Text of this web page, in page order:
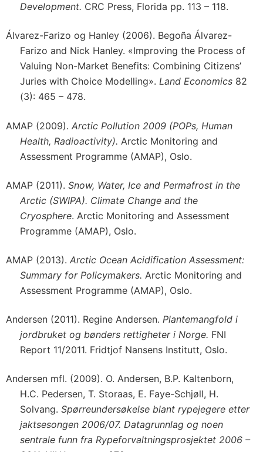
Development. CRC Press, Florida pp. 113 – 118.
Álvarez-Farizo og Hanley (2006). Begoña Álvarez-
Farizo and Nick Hanley. «Improving the Process of
Valuing Non-Market Benefits: Combining Citizens’
Juries with Choice Modelling». Land Economics 82
(3): 465 – 478.
AMAP (2009). Arctic Pollution 2009 (POPs, Human
Health, Radioactivity). Arctic Monitoring and
Assessment Programme (AMAP), Oslo.
AMAP (2011). Snow, Water, Ice and Permafrost in the
Arctic (SWIPA). Climate Change and the
Cryosphere. Arctic Monitoring and Assessment
Programme (AMAP), Oslo.
AMAP (2013). Arctic Ocean Acidification Assessment:
Summary for Policymakers. Arctic Monitoring and
Assessment Programme (AMAP), Oslo.
Andersen (2011). Regine Andersen. Plantemangfold i
jordbruket og bønders rettigheter i Norge. FNI
Report 11/2011. Fridtjof Nansens Institutt, Oslo.
Andersen mfl. (2009). O. Andersen, B.P. Kaltenborn,
H.C. Pedersen, T. Storaas, E. Faye-Schjøll, H.
Solvang. Spørreundersøkelse blant rypejegere etter
jaktsesongen 2006/07. Datagrunnlag og noen
sentrale funn fra Rypeforvaltningsprosjektet 2006 –